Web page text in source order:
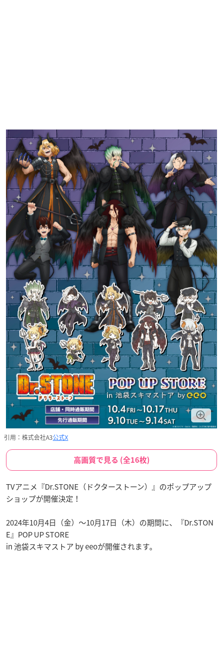
引用：株式会社A3公式X
高画質で見る (全16枚)
TVアニメ『Dr.STONE（ドクターストーン）』のポップアップ
ショップが開催決定！
2024年10月4日（金）～10月17日（木）の期間に、『Dr.STON
E』POP UP STORE
in 池袋スキマストア by eeoが開催されます。